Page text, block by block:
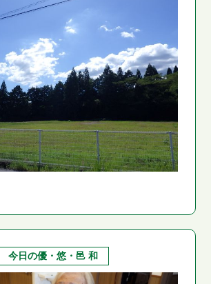
今日の優・悠・邑 和